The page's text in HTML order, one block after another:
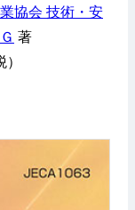
協会 技術・安
著